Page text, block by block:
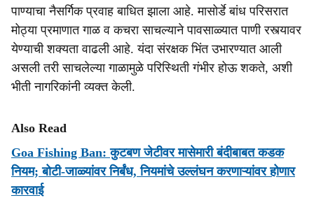
पाण्याचा नैसर्गिक प्रवाह बाधित झाला आहे. मासोर्डे बांध परिसरात
मोठ्या प्रमाणात गाळ व कचरा साचल्याने पावसाळ्यात पाणी रस्त्यावर
येण्याची शक्यता वाढली आहे. यंदा संरक्षक भिंत उभारण्यात आली
असली तरी साचलेल्या गाळामुळे परिस्थिती गंभीर होऊ शकते, अशी
भीती नागरिकांनी व्यक्त केली.
Also Read
Goa Fishing Ban: कुटबण जेटीवर मासेमारी बंदीबाबत कडक
नियम; बोटी-जाळ्यांवर निर्बंध, नियमांचे उल्लंघन करणाऱ्यांवर होणार
कारवाई